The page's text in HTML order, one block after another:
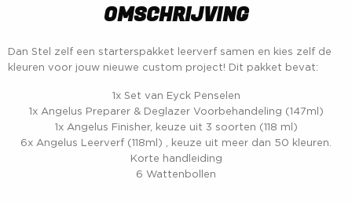
OMSCHRIJVING
Dan Stel zelf een starterspakket leerverf samen en kies zelf de
kleuren voor jouw nieuwe custom project! Dit pakket bevat:
1x Set van Eyck Penselen
1x Angelus Preparer & Deglazer Voorbehandeling (147ml)
1x Angelus Finisher, keuze uit 3 soorten (118 ml)
6x Angelus Leerverf (118ml) , keuze uit meer dan 50 kleuren.
Korte handleiding
6 Wattenbollen